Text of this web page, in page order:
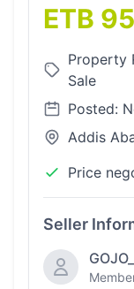
ETB
Property
Sale
Posted:
Addis
Price
Seller